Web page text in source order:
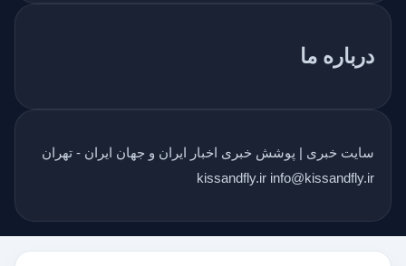
درباره ما
سایت خبری | پوشش خبری اخبار ایران و جهان ایران - تهران
kissandfly.ir info@kissandfly.ir